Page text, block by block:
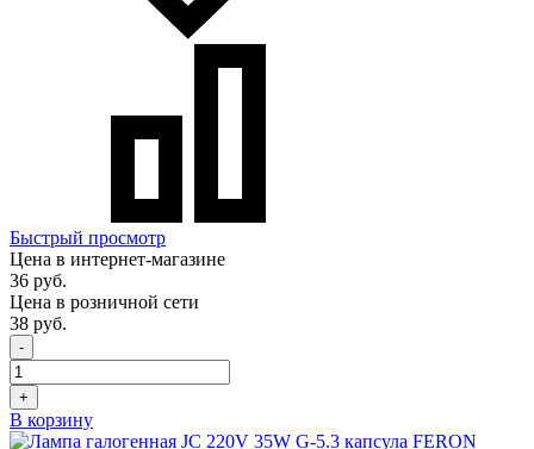
Быстрый просмотр
Цена в интернет-магазине
36 руб.
Цена в розничной сети
38 руб.
-
+
В корзину